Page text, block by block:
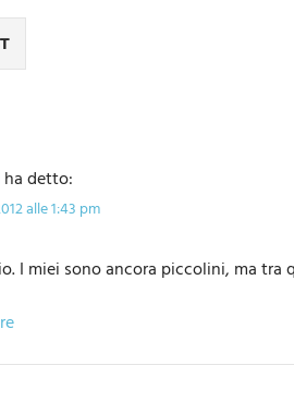
ha detto:
alle 1:43 pm
I miei sono ancora piccolini, ma